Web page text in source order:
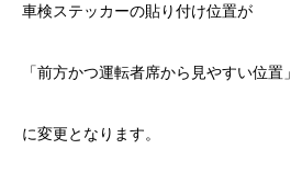
車検ステッカーの貼り付け位置が
「前方かつ運転者席から見やすい位置」
に変更となります。